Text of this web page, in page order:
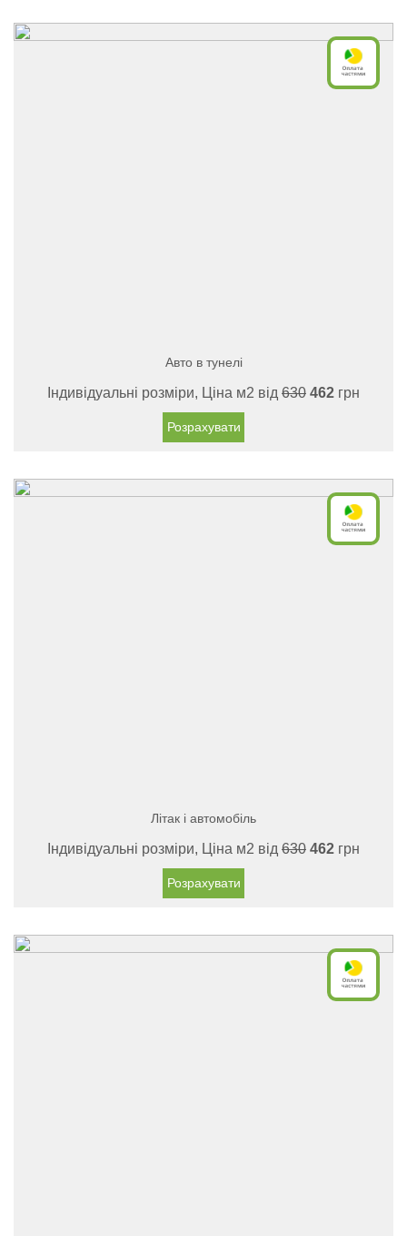
Авто в тунелі
Індивідуальні розміри, Ціна м2 від 630 462 грн
Розрахувати
Літак і автомобіль
Індивідуальні розміри, Ціна м2 від 630 462 грн
Розрахувати